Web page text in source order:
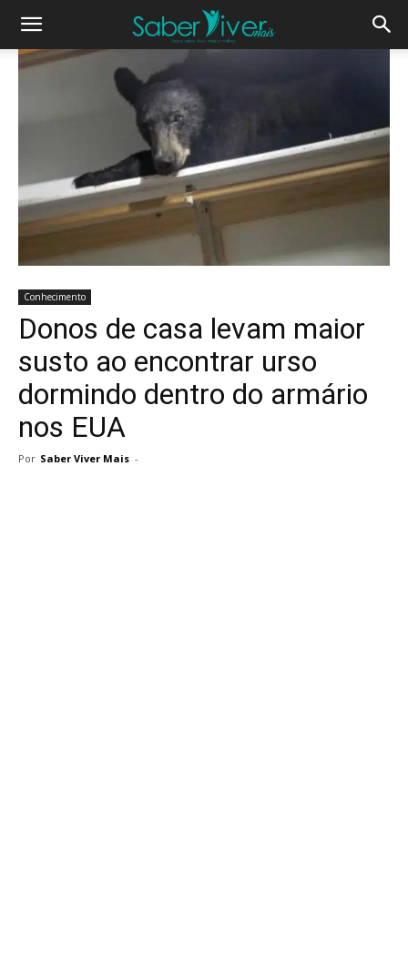
Conhecimento
Donos de casa levam maior
susto ao encontrar urso
dormindo dentro do armário
nos EUA
Por Saber Viver Mais -